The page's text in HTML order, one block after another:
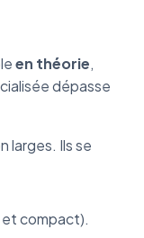
en théorie,
dépasse
larges. Ils se
compact).